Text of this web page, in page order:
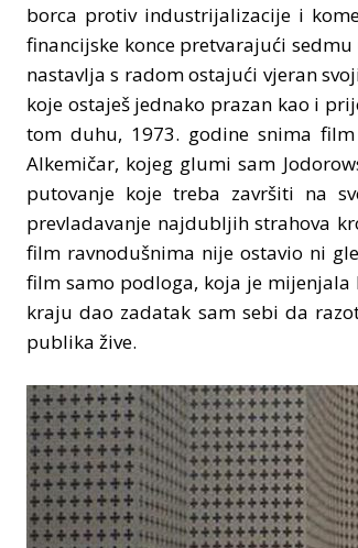
borca protiv industrijalizacije i
financijske konce pretvarajući
nastavlja s radom ostajući vjeran
koje ostaješ jednako prazan kao i
tom duhu, 1973. godine snima film
Alkemičar, kojeg glumi sam
putovanje koje treba završiti na
prevladavanje najdubljih strahova
film ravnodušnima nije ostavio ni
film samo podloga, koja je
kraju dao zadatak sam sebi da
publika žive.